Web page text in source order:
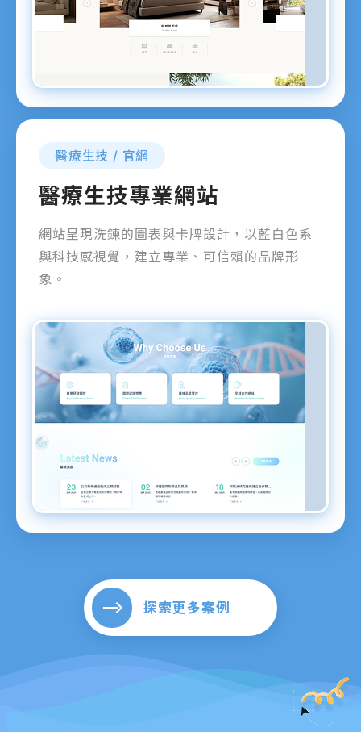
醫療生技 / 官網
醫療生技專業網站
網站呈現洗鍊的圖表與卡牌設計，以藍白色系
與科技感視覺，建立專業、可信賴的品牌形
象。
探索更多案例